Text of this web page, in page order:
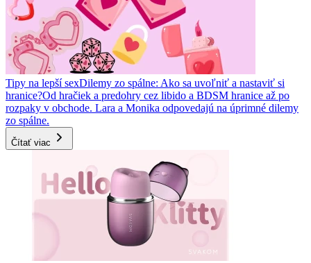
Tipy na lepší sexDilemy zo spálne: Ako sa uvoľniť a nastaviť si
hranice?Od hračiek a predohry cez libido a BDSM hranice až po
rozpaky v obchode. Lara a Monika odpovedajú na úprimné dilemy
zo spálne.
Čítať viac